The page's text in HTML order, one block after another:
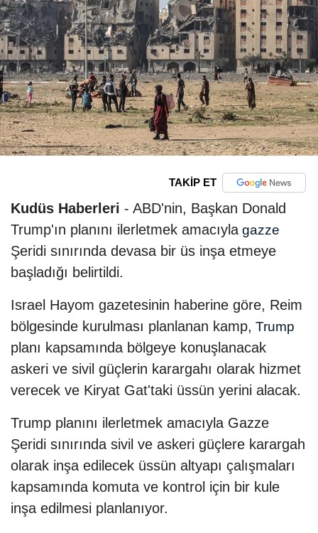
TAKİP ET
Kudüs Haberleri - ABD'nin, Başkan Donald
Trump'ın planını ilerletmek amacıyla gazze
Şeridi sınırında devasa bir üs inşa etmeye
başladığı belirtildi.
Israel Hayom gazetesinin haberine göre, Reim
bölgesinde kurulması planlanan kamp, Trump
planı kapsamında bölgeye konuşlanacak
askeri ve sivil güçlerin karargahı olarak hizmet
verecek ve Kiryat Gat'taki üssün yerini alacak.
Trump planını ilerletmek amacıyla Gazze
Şeridi sınırında sivil ve askeri güçlere karargah
olarak inşa edilecek üssün altyapı çalışmaları
kapsamında komuta ve kontrol için bir kule
inşa edilmesi planlanıyor.